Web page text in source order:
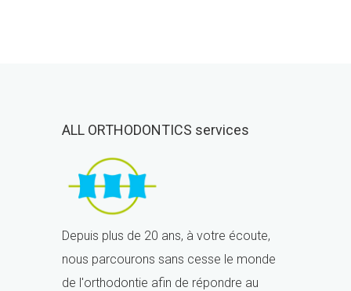
ALL ORTHODONTICS services
Depuis plus de 20 ans, à votre écoute,
nous parcourons sans cesse le monde
de l'orthodontie afin de répondre au